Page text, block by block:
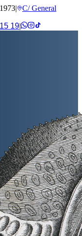
|
C/ General
19|